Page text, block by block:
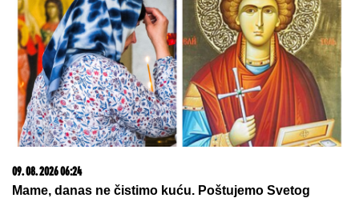
VAŽNOUPOZORENjE ZA TURISTE U
GRČKOJ: Crveni alarm zbog